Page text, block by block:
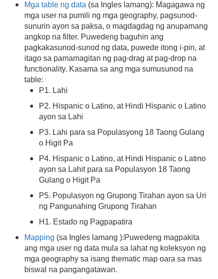
Mga table ng data (sa Ingles lamang): Magagawa ng
mga user na pumili ng mga geography, pagsunod-
sunurin ayon sa paksa, o magdagdag ng anupamang
angkop na filter. Puwedeng baguhin ang
pagkakasunod-sunod ng data, puwede itong i-pin, at
itago sa pamamagitan ng pag-drag at pag-drop na
functionality. Kasama sa ang mga sumusunod na
table:
P1. Lahi
P2. Hispanic o Latino, at Hindi Hispanic o Latino
ayon sa Lahi
P3. Lahi para sa Populasyong 18 Taong Gulang
o Higit Pa
P4. Hispanic o Latino, at Hindi Hispanic o Latino
ayon sa Lahit para sa Populasyon 18 Taong
Gulang o Higit Pa
P5. Populasyon ng Grupong Tirahan ayon sa Uri
ng Pangunahing Grupong Tirahan
H1. Estado ng Pagpapatira
Mapping (sa Ingles lamang ):Puwedeng magpakita
ang mga user ng data mula sa lahat ng koleksyon ng
mga geography sa isang thematic map oara sa mas
biswal na pangangatawan.